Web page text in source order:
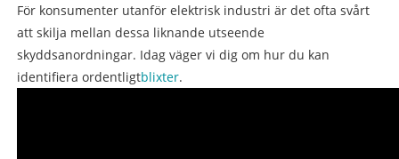
För konsumenter utanför elektrisk industri är det ofta svårt
att skilja mellan dessa liknande utseende
skyddsanordningar. Idag väger vi dig om hur du kan
identifiera ordentligtblixter.